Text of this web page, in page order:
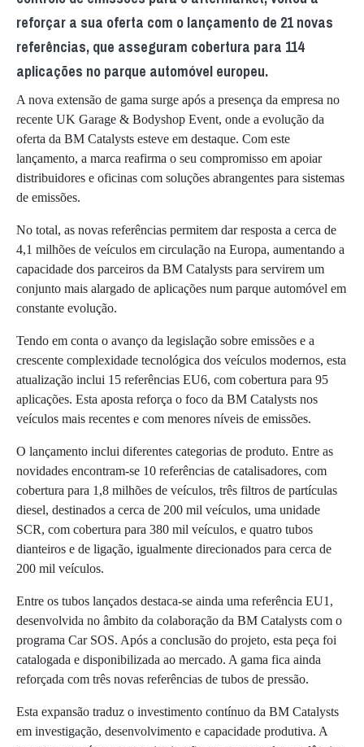
reforçar a sua oferta com o lançamento de 21 novas
referências, que asseguram cobertura para 114
aplicações no parque automóvel europeu.
A nova extensão de gama surge após a presença da empresa no
recente UK Garage & Bodyshop Event, onde a evolução da
oferta da BM Catalysts esteve em destaque. Com este
lançamento, a marca reafirma o seu compromisso em apoiar
distribuidores e oficinas com soluções abrangentes para sistemas
de emissões.
No total, as novas referências permitem dar resposta a cerca de
4,1 milhões de veículos em circulação na Europa, aumentando a
capacidade dos parceiros da BM Catalysts para servirem um
conjunto mais alargado de aplicações num parque automóvel em
constante evolução.
Tendo em conta o avanço da legislação sobre emissões e a
crescente complexidade tecnológica dos veículos modernos, esta
atualização inclui 15 referências EU6, com cobertura para 95
aplicações. Esta aposta reforça o foco da BM Catalysts nos
veículos mais recentes e com menores níveis de emissões.
O lançamento inclui diferentes categorias de produto. Entre as
novidades encontram-se 10 referências de catalisadores, com
cobertura para 1,8 milhões de veículos, três filtros de partículas
diesel, destinados a cerca de 200 mil veículos, uma unidade
SCR, com cobertura para 380 mil veículos, e quatro tubos
dianteiros e de ligação, igualmente direcionados para cerca de
200 mil veículos.
Entre os tubos lançados destaca-se ainda uma referência EU1,
desenvolvida no âmbito da colaboração da BM Catalysts com o
programa Car SOS. Após a conclusão do projeto, esta peça foi
catalogada e disponibilizada ao mercado. A gama fica ainda
reforçada com três novas referências de tubos de pressão.
Esta expansão traduz o investimento contínuo da BM Catalysts
em investigação, desenvolvimento e capacidade produtiva. A